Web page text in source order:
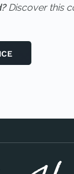
Discover this